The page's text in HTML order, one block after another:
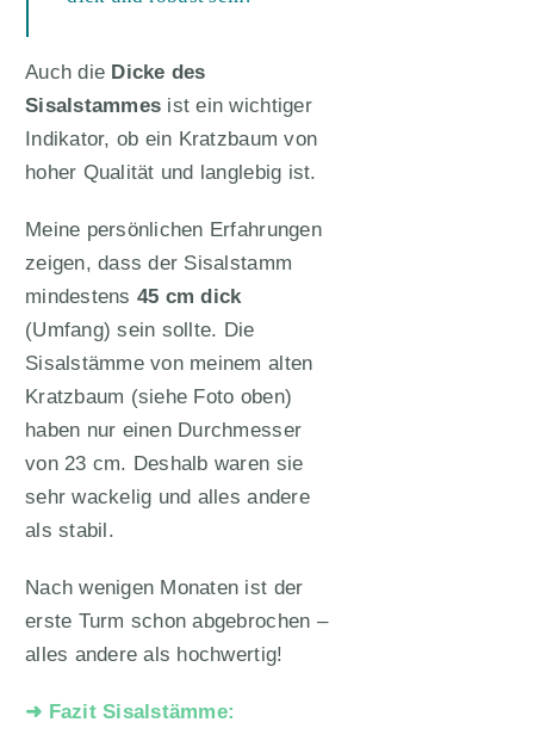
Auch die Dicke des
Sisalstammes ist ein wichtiger
Indikator, ob ein Kratzbaum von
hoher Qualität und langlebig ist.
Meine persönlichen Erfahrungen
zeigen, dass der Sisalstamm
mindestens 45 cm dick
(Umfang) sein sollte. Die
Sisalstämme von meinem alten
Kratzbaum (siehe Foto oben)
haben nur einen Durchmesser
von 23 cm. Deshalb waren sie
sehr wackelig und alles andere
als stabil.
Nach wenigen Monaten ist der
erste Turm schon abgebrochen –
alles andere als hochwertig!
➜ Fazit Sisalstämme: